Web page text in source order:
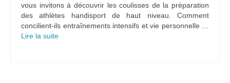
vous invitons à découvrir les coulisses de la préparation
des athlètes handisport de haut niveau. Comment
concilient-ils entraînements intensifs et vie personnelle …
Lire la suite­­